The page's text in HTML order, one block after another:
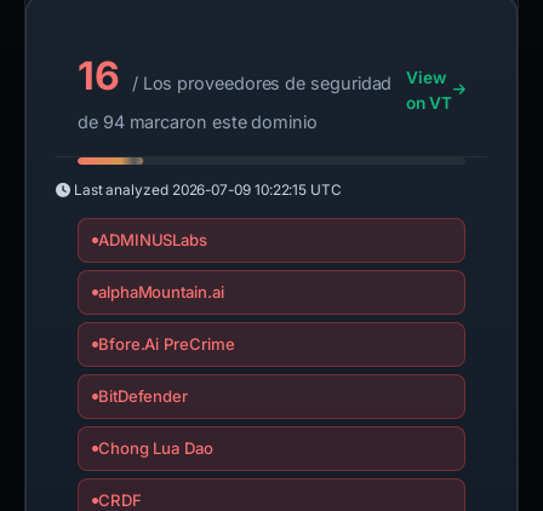
16
/ Los proveedores de seguridad
de 94 marcaron este dominio
View
on VT
Last analyzed 2026-07-09 10:22:15 UTC
ADMINUSLabs
alphaMountain.ai
Bfore.Ai PreCrime
BitDefender
Chong Lua Dao
CRDF